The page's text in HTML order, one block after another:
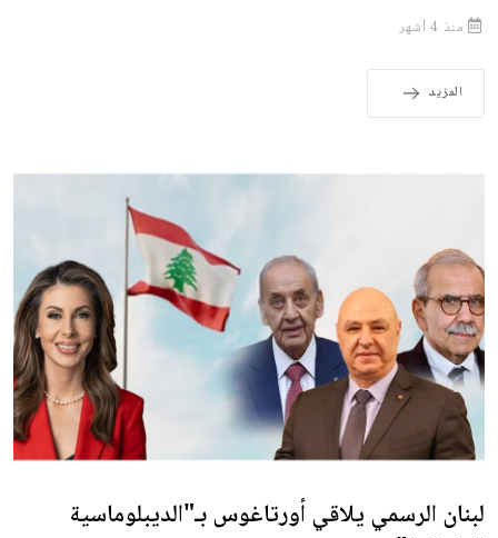
منذ 4 أشهر
المزيد
لبنان الرسمي يلاقي أورتاغوس بـ"الديبلوماسية